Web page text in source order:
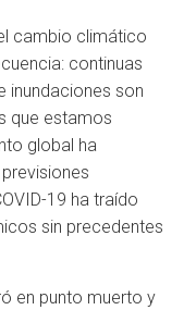
cambio climático
continuas
inundaciones son
que estamos
global ha
19 ha traído
sin precedentes
en punto muerto y